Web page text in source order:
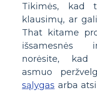
Tikimės, kad
klausimų, ar
That kitame
išsamesnės
norėsite, kad
asmuo
sąlygas arba